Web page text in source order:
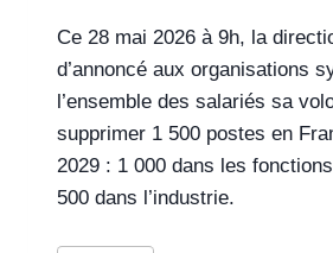
Ce 28 mai 2026 à 9h, la
d’annoncé aux organisations
l’ensemble des salariés sa
supprimer 1 500 postes en
2029 : 1 000 dans les
500 dans l’industrie.